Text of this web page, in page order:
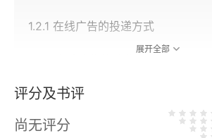
1.2.1 在线广告的投递方式
1.3 本章小结
第2章 广告投放系统
展开全部
评分及书评
尚无评分